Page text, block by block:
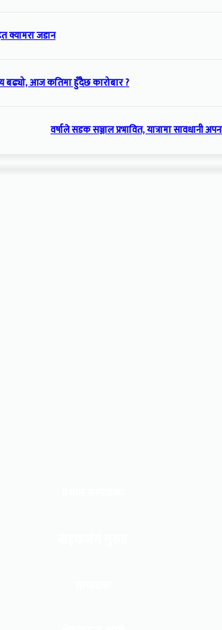
क्यामरा जडान
बढ्यो, आज कतिमा हुँदैछ कारोबार ?
वर्षाले सडक सञ्जाल प्रभावित, यात्रामा सावधानी